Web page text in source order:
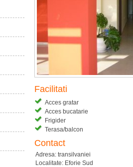
Facilitati
Acces gratar
Acces bucatarie
Frigider
Terasa/balcon
Contact
Adresa: transilvaniei
Localitate: Eforie Sud